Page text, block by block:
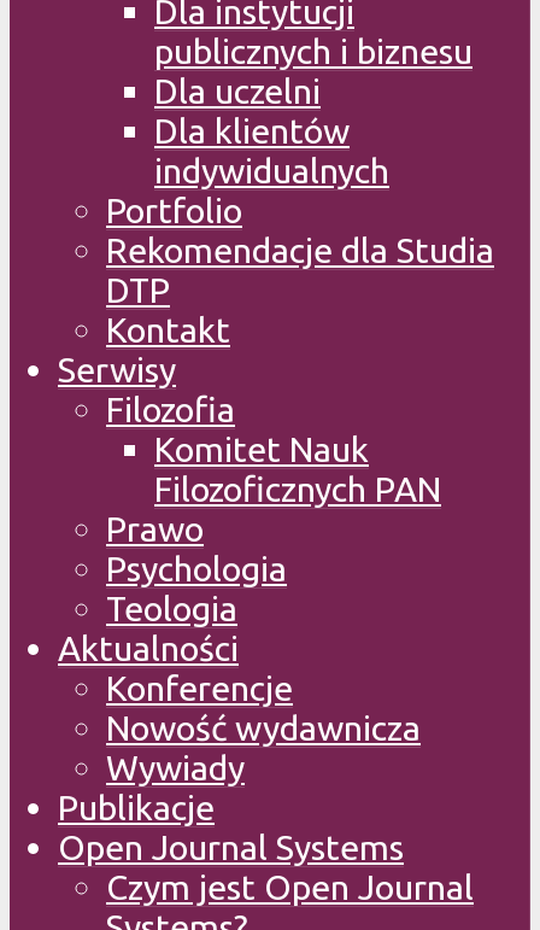
Dla instytucji
publicznych i biznesu
Dla uczelni
Dla klientów
indywidualnych
Portfolio
Rekomendacje dla Studia
DTP
Kontakt
Serwisy
Filozofia
Komitet Nauk
Filozoficznych PAN
Prawo
Psychologia
Teologia
Aktualności
Konferencje
Nowość wydawnicza
Wywiady
Publikacje
Open Journal Systems
Czym jest Open Journal